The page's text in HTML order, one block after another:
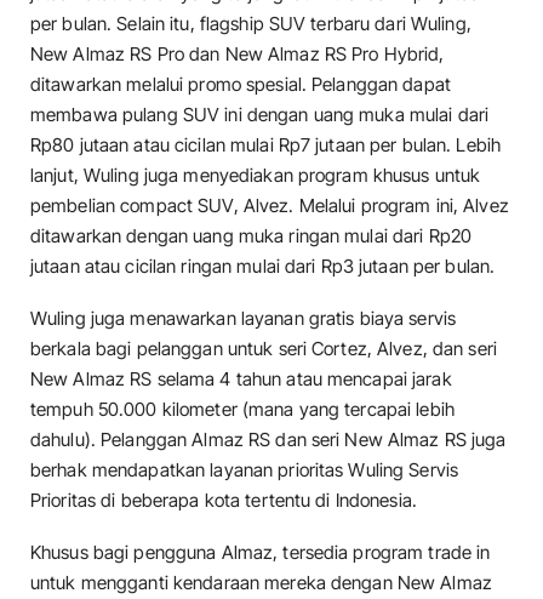
per bulan. Selain itu, flagship SUV terbaru dari Wuling,
New Almaz RS Pro dan New Almaz RS Pro Hybrid,
ditawarkan melalui promo spesial. Pelanggan dapat
membawa pulang SUV ini dengan uang muka mulai dari
Rp80 jutaan atau cicilan mulai Rp7 jutaan per bulan. Lebih
lanjut, Wuling juga menyediakan program khusus untuk
pembelian compact SUV, Alvez. Melalui program ini, Alvez
ditawarkan dengan uang muka ringan mulai dari Rp20
jutaan atau cicilan ringan mulai dari Rp3 jutaan per bulan.
Wuling juga menawarkan layanan gratis biaya servis
berkala bagi pelanggan untuk seri Cortez, Alvez, dan seri
New Almaz RS selama 4 tahun atau mencapai jarak
tempuh 50.000 kilometer (mana yang tercapai lebih
dahulu). Pelanggan Almaz RS dan seri New Almaz RS juga
berhak mendapatkan layanan prioritas Wuling Servis
Prioritas di beberapa kota tertentu di Indonesia.
Khusus bagi pengguna Almaz, tersedia program trade in
untuk mengganti kendaraan mereka dengan New Almaz